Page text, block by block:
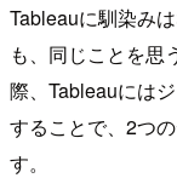
Tableauに馴染み
も、同じことを思
際、Tableauには
することで、2つ
す。